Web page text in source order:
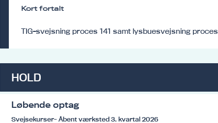
Kort fortalt
TIG-svejsning proces 141 samt lysbuesvejsning proces
HOLD
Løbende optag
Svejsekurser- Åbent værksted 3. kvartal 2026